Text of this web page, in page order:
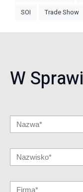
SOI
Trade Show
W